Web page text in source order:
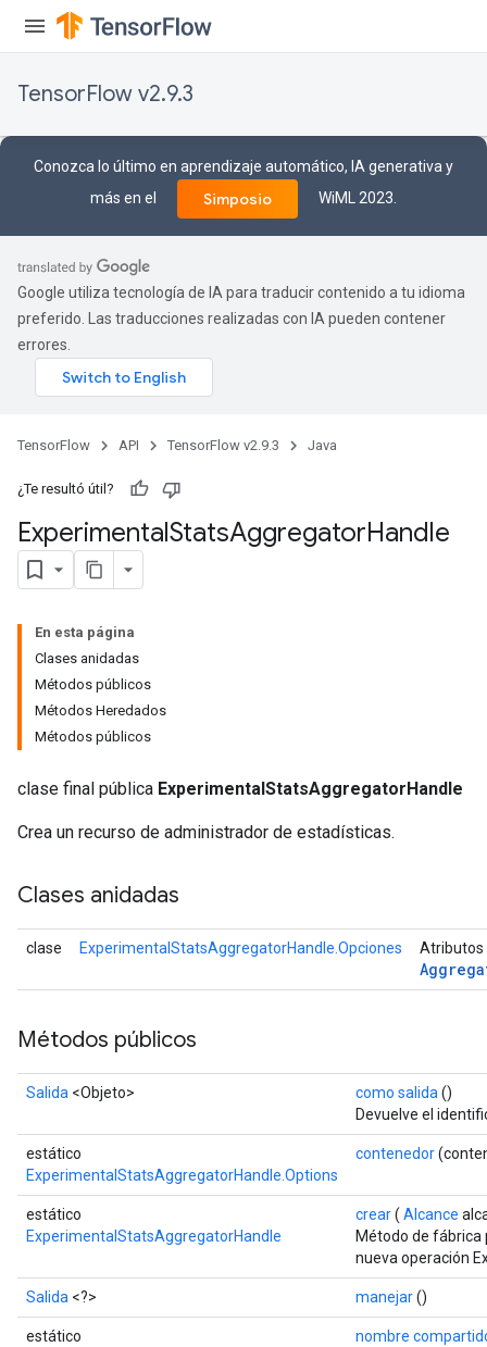
TensorFlow v2.9.3
Conozca lo último en aprendizaje automático, IA generativa y
más en el
Simposio WiML 2023.
Google utiliza tecnología de IA para traducir contenido a tu idioma
preferido. Las traducciones realizadas con IA pueden contener
errores.
TensorFlow API TensorFlow v2.9.3 Java
¿Te resultó útil?
ExperimentalStatsAggregatorHandle
En esta página
Clases anidadas
Métodos públicos
Métodos Heredados
Métodos públicos
clase final pública ExperimentalStatsAggregatorHandle
Crea un recurso de administrador de estadísticas.
Clases anidadas
clase ExperimentalStatsAggregatorHandle.Opciones Atributos
Métodos públicos
Salida <Objeto> como salida ()
Devuelve el
estático
ExperimentalStatsAggregatorHandle.Options
contenedor
estático
ExperimentalStatsAggregatorHandle
crear( Alcance
Método de fábrica
nueva operación
Salida <?> manejar()
estático
nombre